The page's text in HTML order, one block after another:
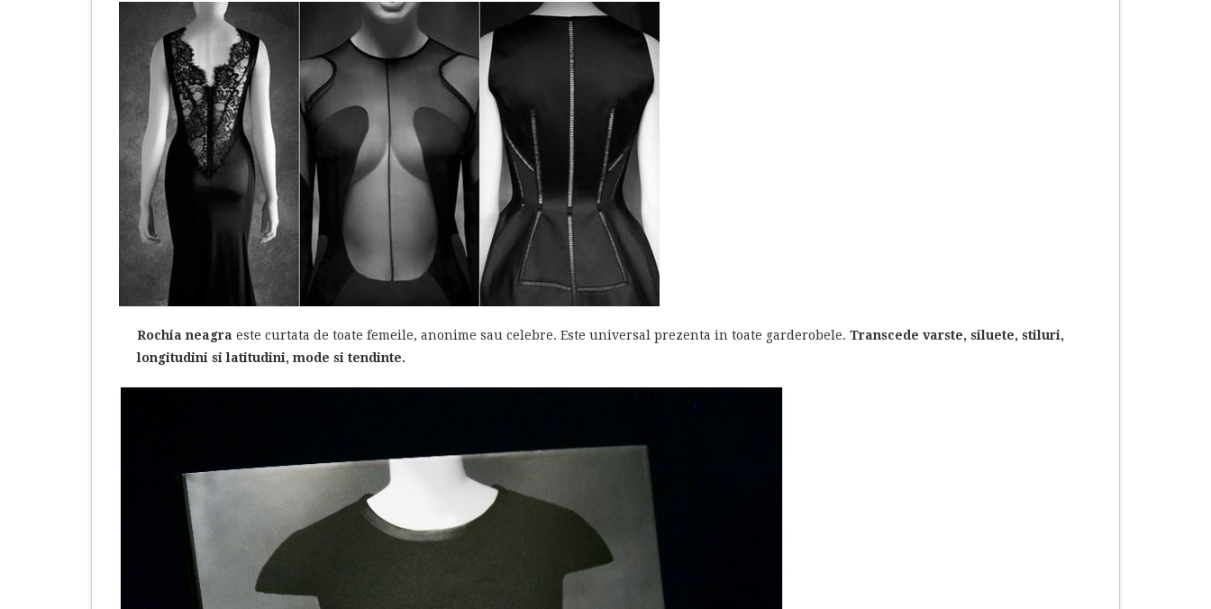
Rochia neagra este curtata de toate femeile, anonime sau celebre. Este universal prezenta in toate garderobele. Transcede varste, siluete, stiluri,
longitudini si latitudini, mode si tendinte.